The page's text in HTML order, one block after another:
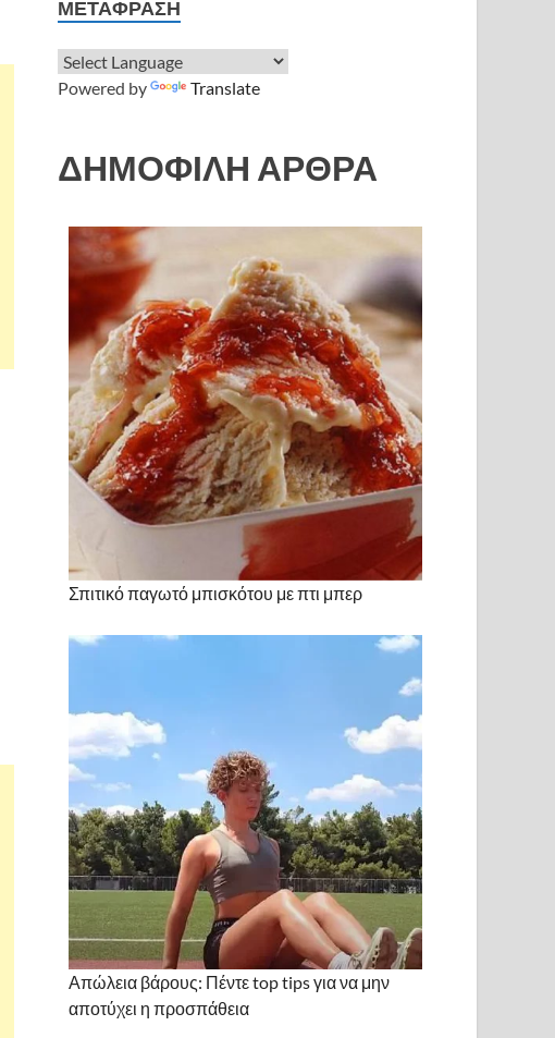
ΜΕΤΆΦΡΑΣΗ
Powered by Translate
ΔΗΜΟΦΙΛΗ ΑΡΘΡΑ
Σπιτικό παγωτό μπισκότου με πτι μπερ
Απώλεια βάρους: Πέντε top tips για να μην
αποτύχει η προσπάθεια